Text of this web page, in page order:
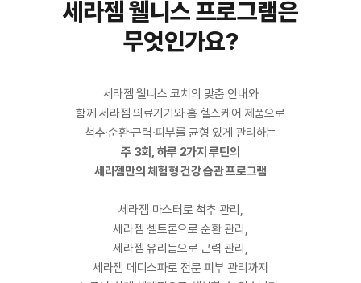
세라젬 웰니스 프로그램은
무엇인가요?
세라젬 웰니스 코치의 맞춤 안내와
함께 세라젬 의료기기와 홈 헬스케어 제품으로
척추·순환·근력·피부를 균형 있게 관리하는
주 3회, 하루 2가지 루틴의
세라젬만의 체험형 건강 습관 프로그램
세라젬 마스터로 척추 관리,
세라젬 셀트론으로 순환 관리,
세라젬 유리듬으로 근력 관리,
세라젬 메디스파로 전문 피부 관리까지